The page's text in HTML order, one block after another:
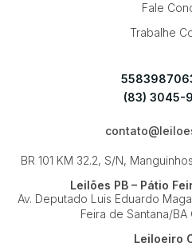
Fale
Trabalhe
(83) 3045-
BR 101 KM 32.2, S/N,
Leilões PB – Pátio
Av. Deputado Luis Eduardo
Feira de Santana/BA
Leiloeiro